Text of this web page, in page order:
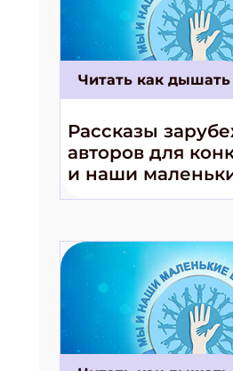
Читать как дышать
Рассказы
авторов для
и наши
волшебники!»